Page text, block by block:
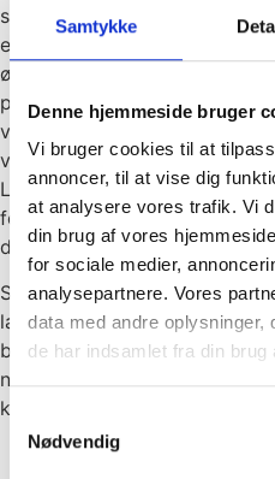
Samtykke
Denne hjemmeside bruger
Vi bruger cookies til at
annoncer, til at vise dig
at analysere vores trafik. Vi
din brug af vores
for sociale medier,
analysepartnere. Vores
data med andre oplysninger,
de har indsamlet fra din brug
Samtykkevalg
Nødvendig
sammenhæng fordi,
enkelte menneske er en
økonomi – økonomi er for
privat emne, og med de små-
virksomheder, som jeg har
været ejerlederen, jeg har
Ligesåvel som mit firma er mit
for dem og det kræver tillid
der.
Som Psykoterapeut, der er
laver bogføring – er jeg vant
bolde i luften, bevare
nærværende og
klient.